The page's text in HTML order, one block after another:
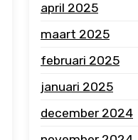
april 2025
maart 2025
februari 2025
januari 2025
december 2024